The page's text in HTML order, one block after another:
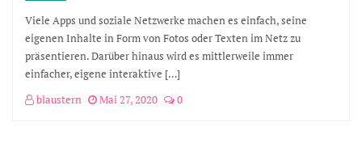
Viele Apps und soziale Netzwerke machen es einfach, seine
eigenen Inhalte in Form von Fotos oder Texten im Netz zu
präsentieren. Darüber hinaus wird es mittlerweile immer
einfacher, eigene interaktive […]
blaustern
Mai 27, 2020 0